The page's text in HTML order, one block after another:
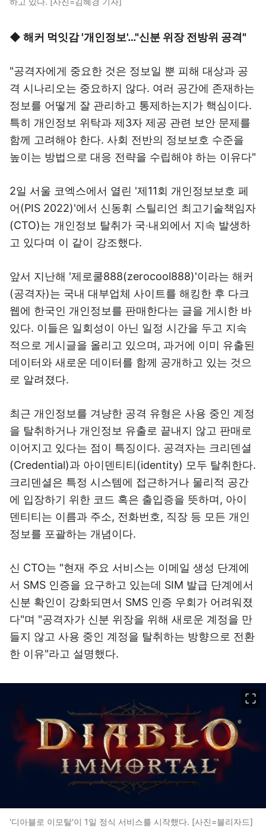
◆ 해커 먹잇감 '개인정보'…"신분 위장 전방위 공격"
"공격자에게 중요한 것은 정보일 뿐 피해 대상과 공
격 시나리오는 중요하지 않다. 여러 공간에 존재하는
정보를 어떻게 잘 관리하고 통제하는지가 핵심이다.
특히 개인정보 위탁과 제3자 제공 관련 보안 문제를
함께 고려해야 한다. 사회 전반의 정보보호 수준을
높이는 방법으로 대응 전략을 수립해야 하는 이유다"
2일 서울 코엑스에서 열린 '제11회 개인정보보호 페
어(PIS 2022)'에서 신동휘 스틸리언 최고기술책임자
(CTO)는 개인정보 탈취가 국‧내외에서 지속 발생하
고 있다며 이 같이 강조했다.
앞서 지난해 '제로쿨888(zerocool888)'이라는 해커
(공격자)는 국내 대부업체 사이트를 해킹한 후 다크
웹에 한국인 개인정보를 판매한다는 글을 게시한 바
있다. 이들은 일회성이 아닌 일정 시간을 두고 지속
적으로 게시글을 올리고 있으며, 과거에 이미 유출된
데이터와 새로운 데이터를 함께 공개하고 있는 것으
로 알려졌다.
최근 개인정보를 겨냥한 공격 유형은 사용 중인 계정
을 탈취하거나 개인정보 유출로 끝내지 않고 판매로
이어지고 있다는 점이 특징이다. 공격자는 크리덴셜
(Credential)과 아이덴티티(identity) 모두 탈취한다.
크리덴셜은 특정 시스템에 접근하거나 물리적 공간
에 입장하기 위한 코드 혹은 출입증을 뜻하며, 아이
덴티티는 이름과 주소, 전화번호, 직장 등 모든 개인
정보를 포괄하는 개념이다.
신 CTO는 "현재 주요 서비스는 이메일 생성 단계에
서 SMS 인증을 요구하고 있는데 SIM 발급 단계에서
신분 확인이 강화되면서 SMS 인증 우회가 어려워졌
다"며 "공격자가 신분 위장을 위해 새로운 계정을 만
들지 않고 사용 중인 계정을 탈취하는 방향으로 전환
한 이유"라고 설명했다.
'디아블로 이모탈'이 1일 정식 서비스를 시작했다. [사진=블리자드]